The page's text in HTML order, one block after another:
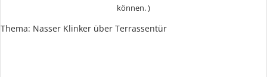
können. )
Thema: Nasser Klinker über Terrassentür